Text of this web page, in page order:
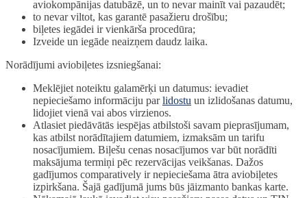
aviokompānijas datubāzē, un to nevar mainīt vai pazaudēt;
to nevar viltot, kas garantē pasažieru drošību;
biļetes iegādei ir vienkārša procedūra;
Izveide un iegāde neaizņem daudz laika.
Norādījumi aviobiļetes izsniegšanai:
Meklējiet noteiktu galamērķi un datumus: ievadiet
nepieciešamo informāciju parlidostu un izlidošanas datumu,
lidojiet vienā vai abos virzienos.
Atlasiet piedāvātās iespējas atbilstoši savam pieprasījumam,
kas atbilst norādītajiem datumiem, izmaksām un tarifu
nosacījumiem. Biļešu cenas nosacījumos var būt norādīti
maksājuma termiņi pēc rezervācijas veikšanas. Dažos
gadījumos comparatively ir nepieciešama ātra aviobiļetes
izpirkšana. Šajā gadījumā jums būs jāizmanto bankas karte.